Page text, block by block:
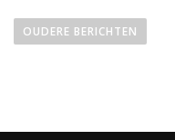
eOUDERE BERICHTEN